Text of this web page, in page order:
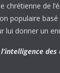
chrétienne de
populaire basé
lui donner un
des